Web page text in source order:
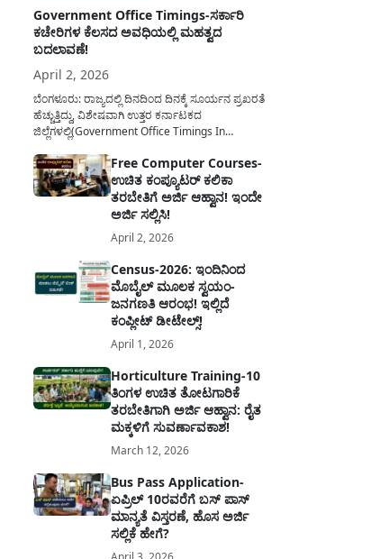
Government Office Timings-ಸರ್ಕಾರಿ
ಕಚೇರಿಗಳ ಕೆಲಸದ ಅವಧಿಯಲ್ಲಿ ಮಹತ್ವದ
ಬದಲಾವಣೆ!
April 2, 2026
ಬೆಂಗಳೂರು: ರಾಜ್ಯದಲ್ಲಿ ದಿನದಿಂದ ದಿನಕ್ಕೆ ಸೂರ್ಯನ ಪ್ರಖರತೆ
ಹೆಚ್ಚುತ್ತಿದ್ದು, ವಿಶೇಷವಾಗಿ ಉತ್ತರ ಕರ್ನಾಟಕದ
ಜಿಲ್ಲೆಗಳಲ್ಲಿ(Government Office Timings In
ಹಿನ್ನೆಲೆಯಲ್ಲಿ ಸರ್ಕಾರಿ ನೌಕರರ ಹಿತದೃಷ್ಟಿಯಿಂದ ಹಾಗೂ
ಸಾರ್ವಜನಿಕರ ಅನುಕೂಲಕ್ಕಾಗಿ ಕರ್ನಾಟಕ ಸರ್ಕಾರವು
ಮಹತ್ವದ ನಿರ್ಧಾರವೊಂದನ್ನು ಕೈಗೊಂಡಿದೆ. ಕಿತ್ತೂರು ಕರ್ನಾಟಕ
ಮತ್ತು ಕಲ್ಯಾಣ ಕರ್ನಾಟಕದ ಒಟ್ಟು 9 ಜಿಲ್ಲೆಗಳಲ್ಲಿ ಏಪ್ರಿಲ್...
Free Computer Courses-
ಉಚಿತ ಕಂಪ್ಯೂಟರ್ ಕಲಿಕಾ
ತರಬೇತಿಗೆ ಅರ್ಜಿ ಆಹ್ವಾನ! ಇಂದೇ
ಅರ್ಜಿ ಸಲ್ಲಿಸಿ!
April 2, 2026
Census-2026: ಇಂದಿನಿಂದ
ಮೊಬೈಲ್ ಮೂಲಕ ಸ್ವಯಂ-
ಜನಗಣತಿ ಆರಂಭ! ಇಲ್ಲಿದೆ
ಕಂಪ್ಲೀಟ್ ಡೀಟೇಲ್ಸ್!
April 1, 2026
Horticulture Training-10
ತಿಂಗಳ ಉಚಿತ ತೋಟಗಾರಿಕೆ
ತರಬೇತಿಗಾಗಿ ಅರ್ಜಿ ಆಹ್ವಾನ: ರೈತ
ಮಕ್ಕಳಿಗೆ ಸುವರ್ಣಾವಕಾಶ!
March 12, 2026
Bus Pass Application-
ಏಪ್ರಿಲ್ 10ರವರೆಗೆ ಬಸ್ ಪಾಸ್
ಮಾನ್ಯತೆ ವಿಸ್ತರಣೆ, ಹೊಸ ಅರ್ಜಿ
ಸಲ್ಲಿಕೆ ಹೇಗೆ?